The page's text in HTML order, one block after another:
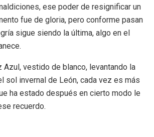
ese poder de resignificar un
fue de gloria, pero conforme pasan
sigue siendo la última, algo en el
Azul, vestido de blanco, levantando la
sol invernal de León, cada vez es más
ha estado después en cierto modo le
recuerdo.